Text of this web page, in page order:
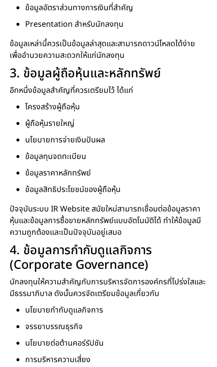
ข้อมูลอัตราส่วนทางการเงินที่สำคัญ
Presentation สำหรับนักลงทุน
ข้อมูลเหล่านี้ควรเป็นข้อมูลล่าสุดและสามารถดาวน์โหลดได้ง่าย
เพื่ออำนวยความสะดวกให้แก่นักลงทุน
3. ข้อมูลผู้ถือหุ้นและหลักทรัพย์
อีกหนึ่งข้อมูลสำคัญที่ควรเตรียมไว้ ได้แก่
โครงสร้างผู้ถือหุ้น
ผู้ถือหุ้นรายใหญ่
นโยบายการจ่ายเงินปันผล
ข้อมูลทุนจดทะเบียน
ข้อมูลราคาหลักทรัพย์
ข้อมูลสิทธิประโยชน์ของผู้ถือหุ้น
ปัจจุบันระบบ IR Website สมัยใหม่สามารถเชื่อมต่อข้อมูลราคา
หุ้นและข้อมูลการซื้อขายหลักทรัพย์แบบอัตโนมัติได้ ทำให้ข้อมูลมี
ความถูกต้องและเป็นปัจจุบันอยู่เสมอ
4. ข้อมูลการกำกับดูแลกิจการ
(Corporate Governance)
นักลงทุนให้ความสำคัญกับการบริหารจัดการองค์กรที่โปร่งใสและ
มีธรรมาภิบาล ดังนั้นควรจัดเตรียมข้อมูลเกี่ยวกับ
นโยบายกำกับดูแลกิจการ
จรรยาบรรณธุรกิจ
นโยบายต่อต้านคอร์รัปชัน
การบริหารความเสี่ยง